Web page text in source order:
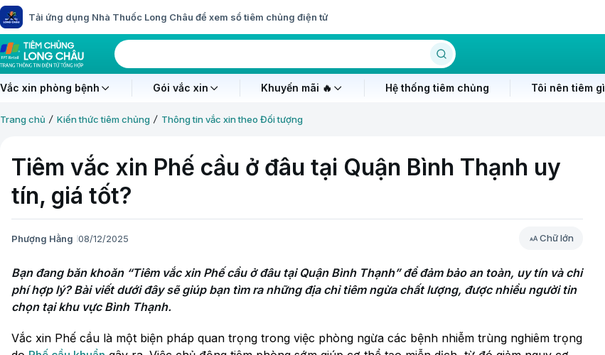
Tải ứng dụng Nhà Thuốc Long Châu để xem sổ tiêm chủng điện tử
Vắc xin phòng bệnh Gói vắc xin Khuyến mãi 🔥 Hệ thống tiêm chủng Tôi nên tiêm gì
Trang chủ Kiến thức tiêm chủng Thông tin vắc xin theo Đối tượng
Tiêm vắc xin Phế cầu ở đâu tại Quận Bình Thạnh uy
tín, giá tốt?
Phượng Hằng 08/12/2025 Chữ lớn
Bạn đang băn khoăn “Tiêm vắc xin Phế cầu ở đâu tại Quận Bình Thạnh” để đảm bảo an toàn, uy tín và chi
phí hợp lý? Bài viết dưới đây sẽ giúp bạn tìm ra những địa chỉ tiêm ngừa chất lượng, được nhiều người tin
chọn tại khu vực Bình Thạnh.
Vắc xin Phế cầu là một biện pháp quan trọng trong việc phòng ngừa các bệnh nhiễm trùng nghiêm trọng